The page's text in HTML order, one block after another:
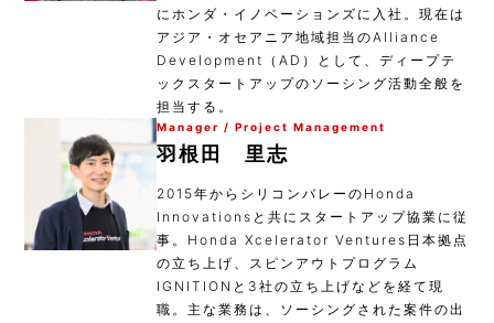
にホンダ・イノベーションズに入社。現在は
アジア・オセアニア地域担当のAlliance
Development（AD）として、ディープテ
ックスタートアップのソーシング活動全般を
担当する。
Manager / Project Management
羽根田 里志
2015年からシリコンバレーのHonda
Innovationsと共にスタートアップ協業に従
事。Honda Xcelerator Ventures日本拠点
の立ち上げ、スピンアウトプログラム
IGNITIONと3社の立ち上げなどを経て現
職。主な業務は、ソーシングされた案件の出